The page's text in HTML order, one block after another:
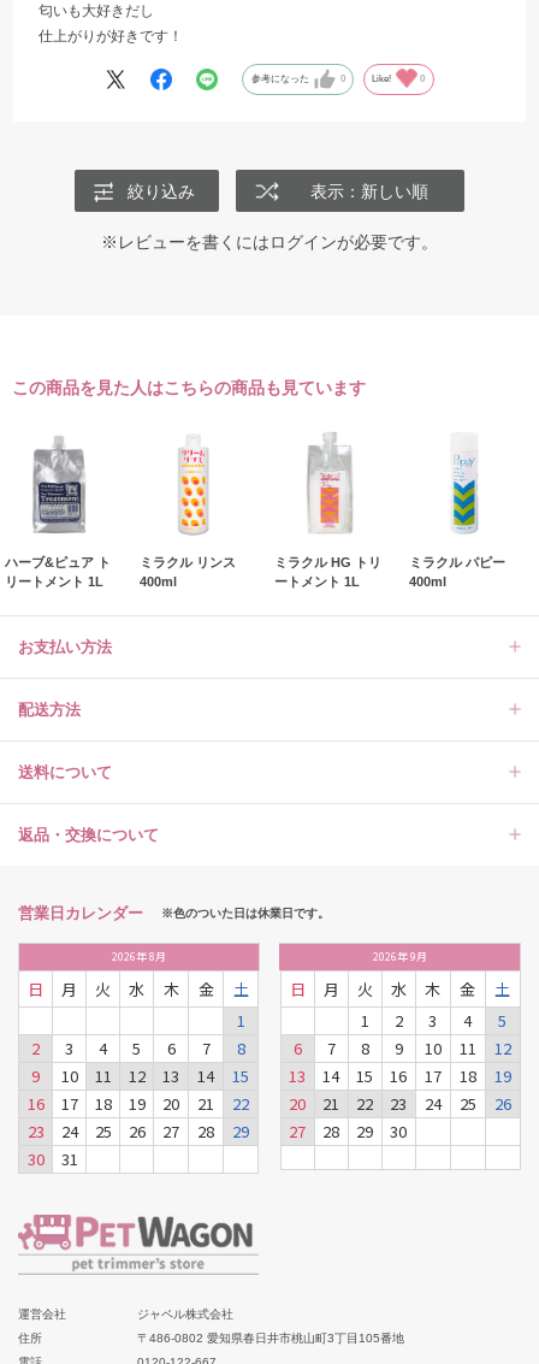
匂いも大好きだし
仕上がりが好きです！
参考になった 0 Like! 0
絞り込み 表示：新しい順
※レビューを書くにはログインが必要です。
この商品を見た人はこちらの商品も見ています
ハーブ&ピュア ト
リートメント 1L
ミラクル リンス
400ml
ミラクル HG トリ
ートメント 1L
ミラクル パピー
400ml
お支払い方法
配送方法
送料について
返品・交換について
営業日カレンダー ※色のついた日は休業日です。
2026年8月
日 月 火 水 木 金
土
1
2
3 4 5 6 7
8
9
10 11 12 13 14
15
16
17 18 19 20 21
22
23
24 25 26 27 28
29
30
31
2026年9月
日 月 火 水 木 金
土
1
2 3 4
5
6
7 8 9 10 11
12
13
14 15 16 17 18
19
20
21 22 23 24 25
26
27
28 29 30
運営会社
ジャペル株式会社
住所
〒486-0802 愛知県春日井市桃山町3丁目105番地